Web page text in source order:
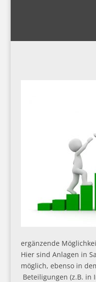
ergänzende
Hier sind Anlagen in
möglich, ebenso in
Beteiligungen (z.B. in